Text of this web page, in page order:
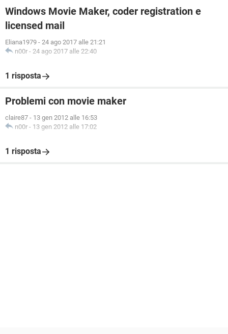
Windows Movie Maker, coder registration e
licensed mail
Eliana1979 - 24 ago 2017 alle 21:21
n00r - 24 ago 2017 alle 22:40
1 risposta
Problemi con movie maker
claire87 - 13 gen 2012 alle 16:53
n00r - 13 gen 2012 alle 17:02
1 risposta